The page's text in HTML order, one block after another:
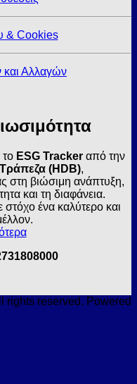
& Cookies
και Αλλαγών
το ESG Tracker από την
(HDB),
στη βιώσιμη ανάπτυξη,
και τη διαφάνεια.
στόχο ένα καλύτερο και
rights reserved. Powered